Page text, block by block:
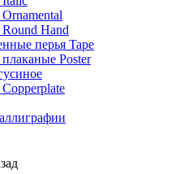
Hand
перья Tape
Poster